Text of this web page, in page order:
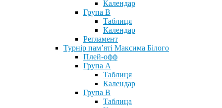
Календар
Група В
Таблиця
Календар
Регламент
Турнір пам’яті Максима Білого
Плей-офф
Група А
Таблиця
Календар
Група В
Таблица